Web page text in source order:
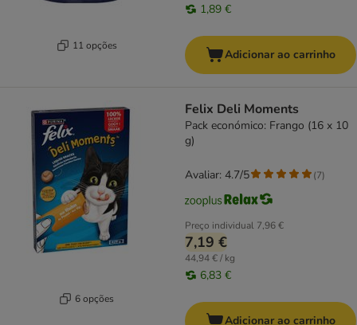
11 opções
1,89 €
Adicionar ao carrinho
6 opções
Felix Deli Moments
Pack económico: Frango (16 x 10
g)
Preço individual 7,96 €
7,19 €
44,94 € / kg
6,83 €
Avaliar: 4.7/5 (7)
Adicionar ao carrinho